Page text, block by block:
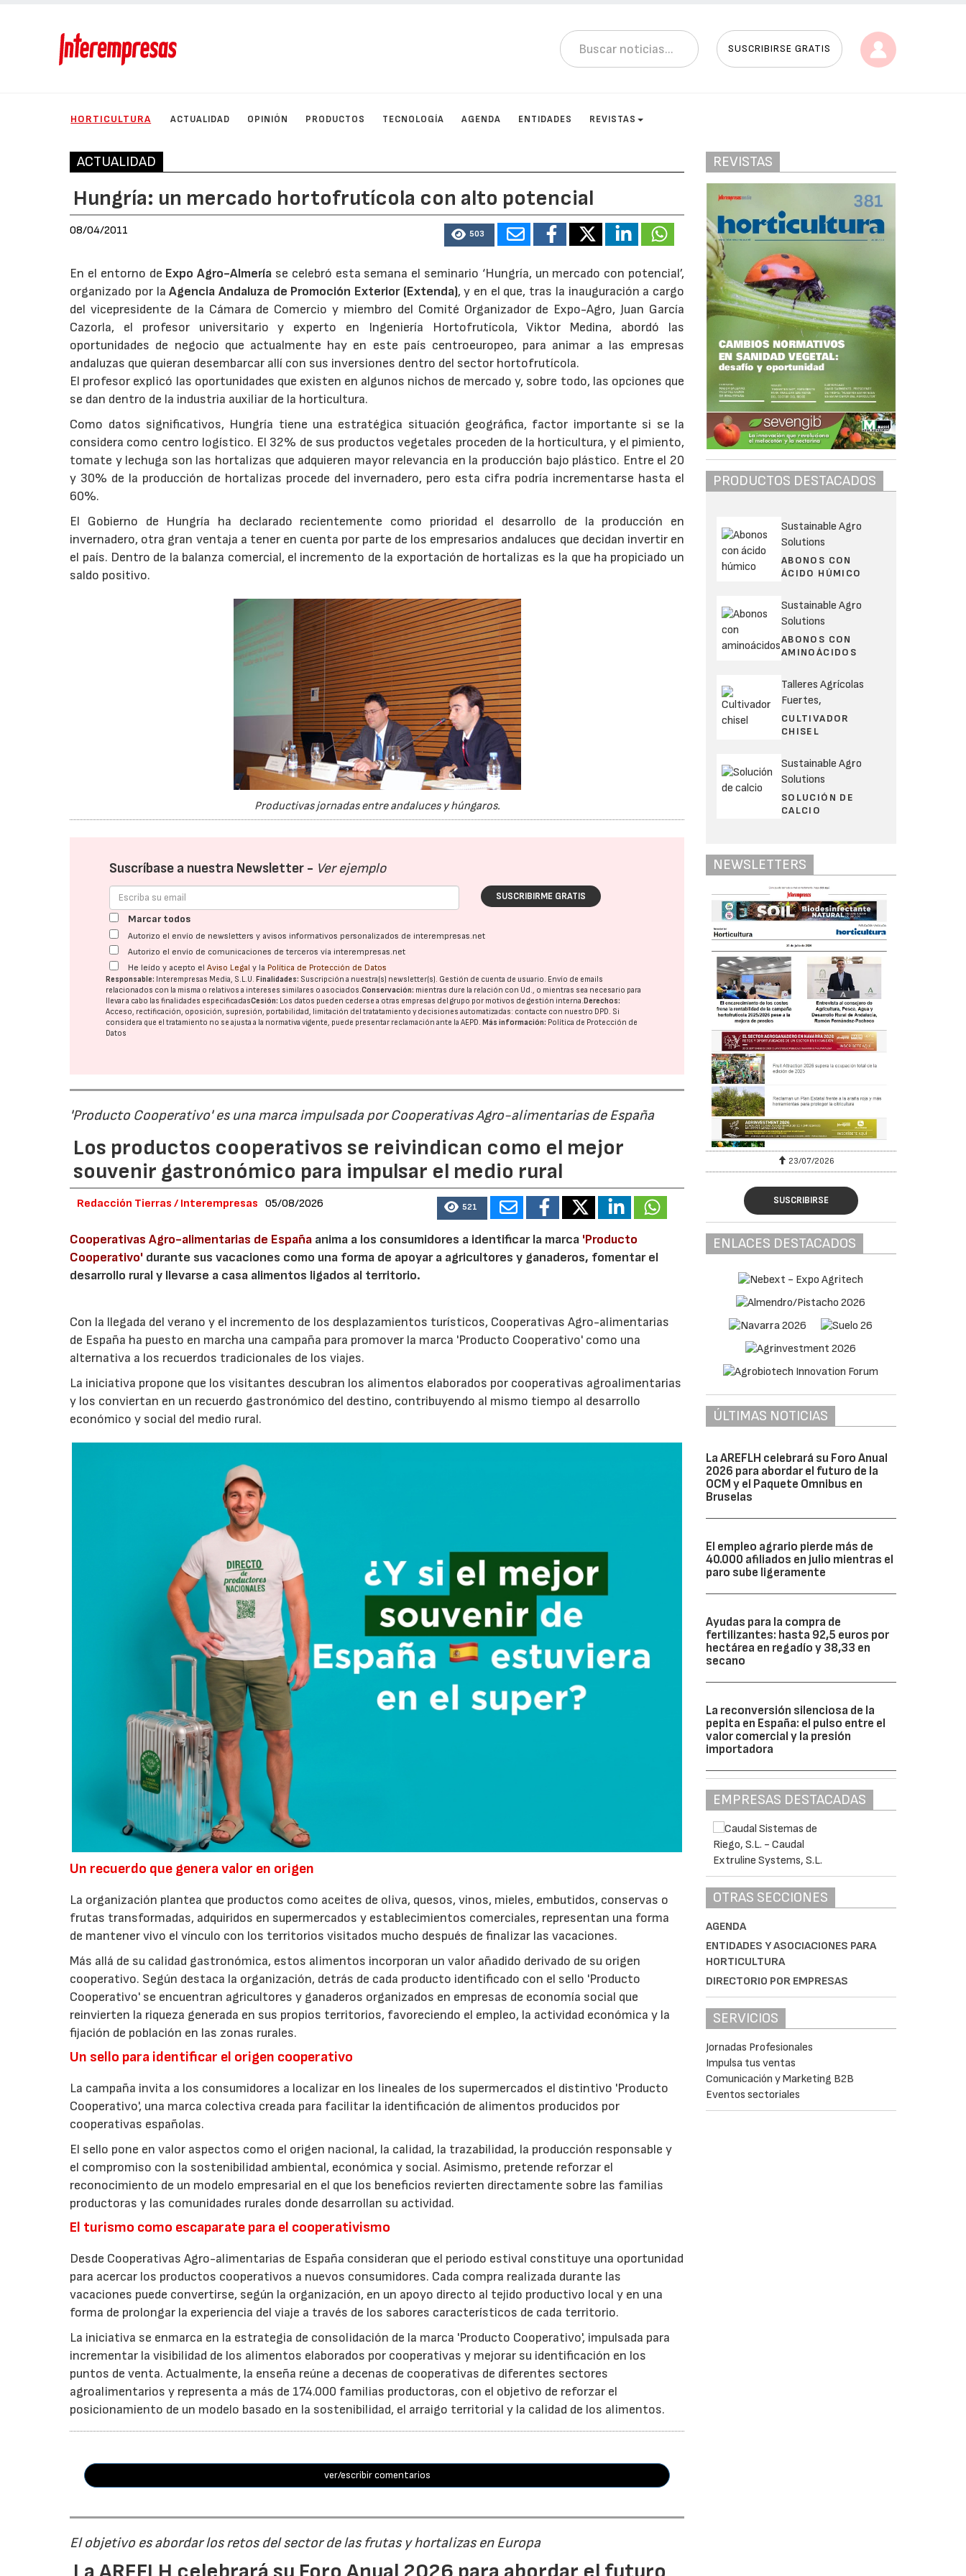
SUSCRIBIRSE GRATIS
HORTICULTURA ACTUALIDAD OPINIÓN PRODUCTOS TECNOLOGÍA AGENDA ENTIDADES REVISTAS
ACTUALIDAD
Hungría: un mercado hortofrutícola con alto potencial
08/04/2011 503
En el entorno de Expo Agro-Almería se celebró esta semana el seminario ‘Hungría, un mercado con potencial’,
organizado por laAgencia Andaluza de Promoción Exterior (Extenda), y en el que, tras la inauguración a cargo
del vicepresidente de la Cámara de Comercio y miembro del Comité Organizador de Expo-Agro, Juan García
Cazorla, el profesor universitario y experto en Ingeniería Hortofrutícola, Viktor Medina, abordó las
oportunidades de negocio que actualmente hay en este país centroeuropeo, para animar a las empresas
andaluzas que quieran desembarcar allí con sus inversiones dentro del sector hortofrutícola.
El profesor explicó las oportunidades que existen en algunos nichos de mercado y, sobre todo, las opciones que
se dan dentro de la industria auxiliar de la horticultura.
Como datos significativos, Hungría tiene una estratégica situación geográfica, factor importante si se la
considera como centro logístico. El 32% de sus productos vegetales proceden de la horticultura, y el pimiento,
tomate y lechuga son las hortalizas que adquieren mayor relevancia en la producción bajo plástico. Entre el 20
y 30% de la producción de hortalizas procede del invernadero, pero esta cifra podría incrementarse hasta el
60%.
El Gobierno de Hungría ha declarado recientemente como prioridad el desarrollo de la producción en
invernadero, otra gran ventaja a tener en cuenta por parte de los empresarios andaluces que decidan invertir en
el país. Dentro de la balanza comercial, el incremento de la exportación de hortalizas es la que ha propiciado un
saldo positivo.
Productivas jornadas entre andaluces y húngaros.
Suscríbase a nuestra Newsletter - Ver ejemplo
SUSCRIBIRME GRATIS
Marcar todos
Autorizo el envío de newsletters y avisos informativos personalizados de interempresas.net
Autorizo el envío de comunicaciones de terceros vía interempresas.net
He leído y acepto elAviso Legal y la Política de Protección de Datos
Responsable: Interempresas Media, S.L.U.Finalidades: Suscripción a nuestra(s) newsletter(s). Gestión de cuenta de usuario. Envío de emails
relacionados con la misma o relativos a intereses similares o asociados.Conservación: mientras dure la relación con Ud., o mientras sea necesario para
llevar a cabo las finalidades especificadasCesión: Los datos pueden cederse a otras empresas del grupo por motivos de gestión interna.Derechos:
Acceso, rectificación, oposición, supresión, portabilidad, limitación del tratatamiento y decisiones automatizadas: contacte con nuestro DPD. Si
considera que el tratamiento no se ajusta a la normativa vigente, puede presentar reclamación ante laAEPD.Más información: Política de Protección de
Datos
'Producto Cooperativo' es una marca impulsada por Cooperativas Agro-alimentarias de España
Los productos cooperativos se reivindican como el mejor
souvenir gastronómico para impulsar el medio rural
Redacción Tierras / Interempresas 05/08/2026 521
Cooperativas Agro-alimentarias de España anima a los consumidores a identificar la marca 'Producto
Cooperativo' durante sus vacaciones como una forma de apoyar a agricultores y ganaderos, fomentar el
desarrollo rural y llevarse a casa alimentos ligados al territorio.
Con la llegada del verano y el incremento de los desplazamientos turísticos, Cooperativas Agro-alimentarias
de España ha puesto en marcha una campaña para promover la marca 'Producto Cooperativo' como una
alternativa a los recuerdos tradicionales de los viajes.
La iniciativa propone que los visitantes descubran los alimentos elaborados por cooperativas agroalimentarias
y los conviertan en un recuerdo gastronómico del destino, contribuyendo al mismo tiempo al desarrollo
económico y social del medio rural.
Un recuerdo que genera valor en origen
La organización plantea que productos como aceites de oliva, quesos, vinos, mieles, embutidos, conservas o
frutas transformadas, adquiridos en supermercados y establecimientos comerciales, representan una forma
de mantener vivo el vínculo con los territorios visitados mucho después de finalizar las vacaciones.
Más allá de su calidad gastronómica, estos alimentos incorporan un valor añadido derivado de su origen
cooperativo. Según destaca la organización, detrás de cada producto identificado con el sello 'Producto
Cooperativo' se encuentran agricultores y ganaderos organizados en empresas de economía social que
reinvierten la riqueza generada en sus propios territorios, favoreciendo el empleo, la actividad económica y la
fijación de población en las zonas rurales.
Un sello para identificar el origen cooperativo
La campaña invita a los consumidores a localizar en los lineales de los supermercados el distintivo 'Producto
Cooperativo', una marca colectiva creada para facilitar la identificación de alimentos producidos por
cooperativas españolas.
El sello pone en valor aspectos como el origen nacional, la calidad, la trazabilidad, la producción responsable y
el compromiso con la sostenibilidad ambiental, económica y social. Asimismo, pretende reforzar el
reconocimiento de un modelo empresarial en el que los beneficios revierten directamente sobre las familias
productoras y las comunidades rurales donde desarrollan su actividad.
El turismo como escaparate para el cooperativismo
Desde Cooperativas Agro-alimentarias de España consideran que el periodo estival constituye una oportunidad
para acercar los productos cooperativos a nuevos consumidores. Cada compra realizada durante las
vacaciones puede convertirse, según la organización, en un apoyo directo al tejido productivo local y en una
forma de prolongar la experiencia del viaje a través de los sabores característicos de cada territorio.
La iniciativa se enmarca en la estrategia de consolidación de la marca 'Producto Cooperativo', impulsada para
incrementar la visibilidad de los alimentos elaborados por cooperativas y mejorar su identificación en los
puntos de venta. Actualmente, la enseña reúne a decenas de cooperativas de diferentes sectores
agroalimentarios y representa a más de 174.000 familias productoras, con el objetivo de reforzar el
posicionamiento de un modelo basado en la sostenibilidad, el arraigo territorial y la calidad de los alimentos.
ver/escribir comentarios
El objetivo es abordar los retos del sector de las frutas y hortalizas en Europa
REVISTAS
PRODUCTOS DESTACADOS
Sustainable Agro
Solutions
ABONOS CON
ÁCIDO HÚMICO
Sustainable Agro
Solutions
ABONOS CON
AMINOÁCIDOS
Talleres Agrícolas
Fuertes,
CULTIVADOR
CHISEL
Sustainable Agro
Solutions
SOLUCIÓN DE
CALCIO
NEWSLETTERS
30/07/2026 23/07/2026
SUSCRIBIRSE
ENLACES DESTACADOS
ÚLTIMAS NOTICIAS
La AREFLH celebrará su Foro Anual
2026 para abordar el futuro de la
OCM y el Paquete Omnibus en
Bruselas
El empleo agrario pierde más de
40.000 afiliados en julio mientras el
paro sube ligeramente
Ayudas para la compra de
fertilizantes: hasta 92,5 euros por
hectárea en regadío y 38,33 en
secano
La reconversión silenciosa de la
pepita en España: el pulso entre el
valor comercial y la presión
importadora
EMPRESAS DESTACADAS
OTRAS SECCIONES
AGENDA
ENTIDADES Y ASOCIACIONES PARA
HORTICULTURA
DIRECTORIO POR EMPRESAS
SERVICIOS
Jornadas Profesionales
Impulsa tus ventas
Comunicación y Marketing B2B
Eventos sectoriales